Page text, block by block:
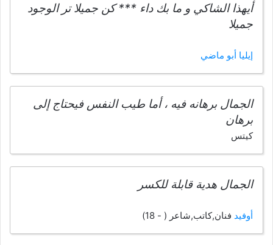
أيهذا الشاكي و ما بك داء *** كن جميلا تر الوجود
جميلا
إيليا أبو ماضي
الجمال برهانه فيه ، أما طيب النفس فيحتاج إلى
برهان
كيتس
الجمال هدية قابلة للكسر
أوفيد فنان,كاتب,شاعر ( - 18)